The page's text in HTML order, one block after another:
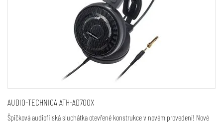
AUDIO-TECHNICA ATH-AD700X
Špičková audiofilská sluchátka otevřené konstrukce v novém provedení! Nové